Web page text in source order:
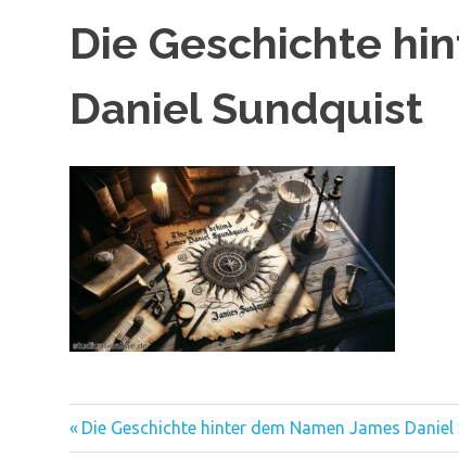
Die Geschichte
Daniel Sundquist
Beitragsnavigation
Vorheriger
Beitrag:
Die Geschichte hinter dem Namen James